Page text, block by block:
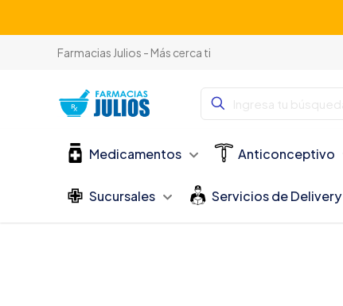
Farmacias Julios - Más cerca ti
Medicamentos Anticonceptivo
Sucursales Servicios de Delivery